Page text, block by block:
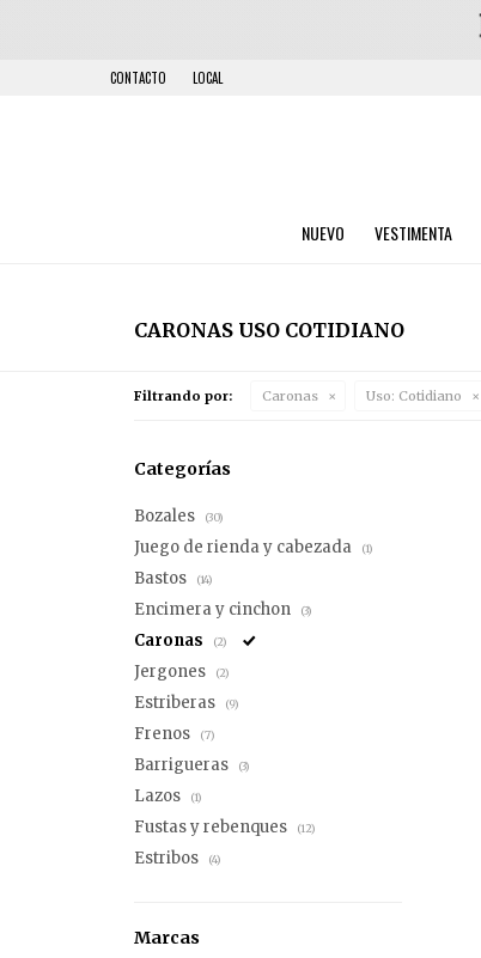
NUEVO VESTIMENTA
CONTACTO LOCAL
CARONAS USO COTIDIANO
Filtrando por: Caronas Uso: Cotidiano
Categorías
Bozales (30)
Juego de rienda y cabezada (1)
Bastos (14)
Encimera y cinchon (3)
Caronas (2)
Jergones (2)
Estriberas (9)
Frenos (7)
Barrigueras (3)
Lazos (1)
Fustas y rebenques (12)
Estribos (4)
Marcas